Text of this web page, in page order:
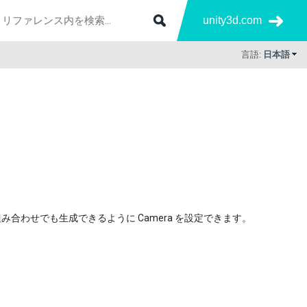
unity3d.com
言語: 日本語
合わせでも生成できるように Camera を設定できます。